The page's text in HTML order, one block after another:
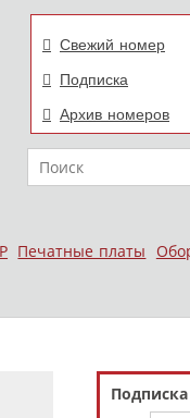
Свежий номер
Подписка
Архив номеров
Поиск
Печатные платы